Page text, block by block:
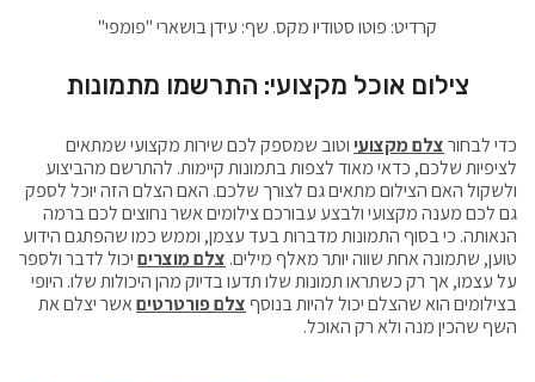
קרדיט: פוטו סטודיו מקס. שף: עידן בושארי "פומפי"
צילום אוכל מקצועי: התרשמו מתמונות
כדי לבחורצלם מקצועיוטוב שמספק לכם שירות מקצועי שמתאים
לציפיות שלכם, כדאי מאוד לצפות בתמונות קיימות. להתרשם מהביצוע
ולשקול האם הצילום מתאים גם לצורך שלכם. האם הצלם הזה יוכל לספק
גם לכם מענה מקצועי ולבצע עבורכם צילומים אשר נחוצים לכם ברמה
הנאותה. כי בסוף התמונות מדברות בעד עצמן, וממש כמו שהפתגם הידוע
טוען, שתמונה אחת שווה יותר מאלף מילים. צלם מוצריםיכול לדבר ולספר
על עצמו, אך רק כשתראו תמונות שלו תדעו בדיוק מהן היכולות שלו. היופי
בצילומים הוא שהצלם יכול להיות בנוסףצלם פורטרטיםאשר יצלם את
השף שהכין מנה ולא רק האוכל.